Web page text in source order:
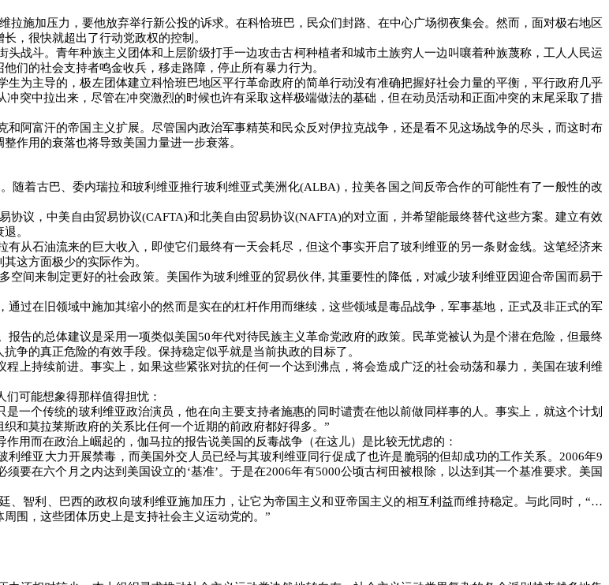
施加压力，要他放弃举行新公投的诉求。在科恰班巴，民众们封路、在中心广场彻夜集会。然而，面对极右地区
，很快就超出了行动党政权的控制。
战斗。青年种族主义团体和上层阶级打手一边攻击古柯种植者和城市土族穷人一边叫嚷着种族蔑称，工人人民运
们的社会支持者鸣金收兵，移走路障，停止所有暴力行为。
为主导的，极左团体建立科恰班巴地区平行革命政府的简单行动没有准确把握好社会力量的平衡，平行政府几乎
突中拉出来，尽管在冲突激烈的时候也许有采取这样极端做法的基础，但在动员活动和正面冲突的末尾采取了措
阿富汗的帝国主义扩展。尽管国内政治军事精英和民众反对伊拉克战争，还是看不见这场战争的尽头，而这时布
作用的衰落也将导致美国力量进一步衰落。
随着古巴、委内瑞拉和玻利维亚推行玻利维亚式美洲化(ALBA)，拉美各国之间反帝合作的可能性有了一般性的改
协议，中美自由贸易协议(CAFTA)和北美自由贸易协议(NAFTA)的对立面，并希望能最终替代这些方案。建立有效
。
从石油流来的巨大收入，即使它们最终有一天会耗尽，但这个事实开启了玻利维亚的另一条财金线。这笔经济来
这方面极少的实际作为。
空间来制定更好的社会政策。美国作为玻利维亚的贸易伙伴, 其重要性的降低，对减少玻利维亚因迎合帝国而易于
过在旧领域中施加其缩小的然而是实在的杠杆作用而继续，这些领域是毒品战争，军事基地，正式及非正式的军
报告的总体建议是采用一项类似美国50年代对待民族主义革命党政府的政策。民革党被认为是个潜在危险，但最终
争的真正危险的有效手段。保持稳定似乎就是当前执政的目标了。
上持续前进。事实上，如果这些紧张对抗的任何一个达到沸点，将会造成广泛的社会动荡和暴力，美国在玻利维
可能想象得那样值得担忧：
一个传统的玻利维亚政治演员，他在向主要支持者施惠的同时谴责在他以前做同样事的人。事实上，就这个计划
和莫拉莱斯政府的关系比任何一个近期的前政府都好得多。”
用而在政治上崛起的，伽马拉的报告说美国的反毒战争（在这儿）是比较无忧虑的：
维亚大力开展禁毒，而美国外交人员已经与其玻利维亚同行促成了也许是脆弱的但却成功的工作关系。 2006年9
要在六个月之内达到美国设立的‘基准’。于是在2006年有5000公顷古柯田被根除，以达到其一个基准要求。美国
、智利、巴西的政权向玻利维亚施加压力，让它为帝国主义和亚帝国主义的相互利益而维持稳定。与此同时，“…
围，这些团体历史上是支持社会主义运动党的。”